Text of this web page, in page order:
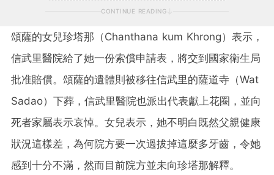
CONTINUE READING
頌薩的女兒珍塔那（Chanthana kum Khrong）表示，
信武里醫院給了她一份索償申請表，將交到國家衛生局
批准賠償。頌薩的遺體則被移往信武里的薩道寺（Wat
Sadao）下葬，信武里醫院也派出代表獻上花圈，並向
死者家屬表示哀悼。女兒表示，她不明白既然父親健康
狀況這樣差，為何院方要一次過拔掉這麼多牙齒，令她
感到十分不滿，然而目前院方並未向珍塔那解釋。